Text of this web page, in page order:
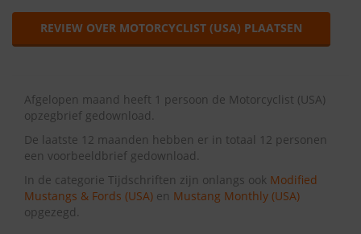
REVIEW OVER MOTORCYCLIST (USA) PLAATSEN
Afgelopen maand heeft 1 persoon de Motorcyclist (USA)
opzegbrief gedownload.
De laatste 12 maanden hebben er in totaal 12 personen
een voorbeeldbrief gedownload.
In de categorie Tijdschriften zijn onlangs ook Modified
Mustangs & Fords (USA) en Mustang Monthly (USA)
opgezegd.